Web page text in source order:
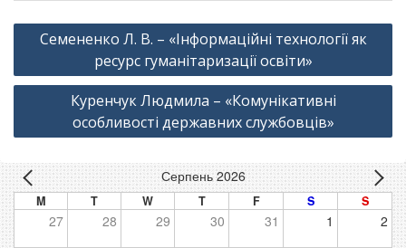
Навігація
Семененко Л. В. – «Інформаційні технології як
ресурс гуманітаризації освіти»
Куренчук Людмила – «Комунікативні
особливості державних службовців»
Серпень 2026
M T W T F S S
27 28 29 30 31 1 2